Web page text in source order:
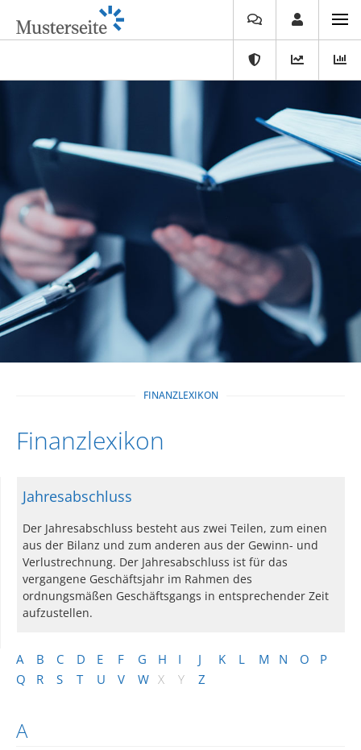
FINANZLEXIKON
Finanzlexikon
A B C D E F G H I J K L M N O
P
Q
R S T U V W X Y Z
A
Jahresabschluss
Der Jahresabschluss besteht aus zwei Teilen, zum einen
aus der Bilanz und zum anderen aus der Gewinn- und
Verlustrechnung. Der Jahresabschluss ist für das
vergangene Geschäftsjahr im Rahmen des
ordnungsmäßen Geschäftsgangs in entsprechender Zeit
aufzustellen.